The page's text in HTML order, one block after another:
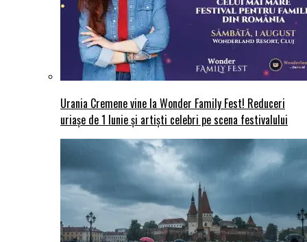
Urania Cremene vine la Wonder Family Fest! Reduceri
uriașe de 1 Iunie și artiști celebri pe scena festivalului